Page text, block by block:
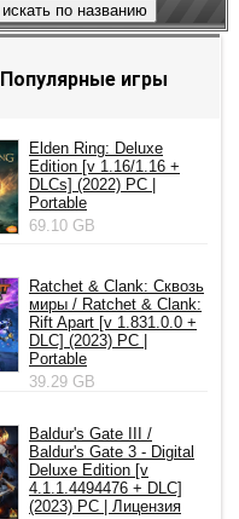
искать по названию
Популярные игры
Elden Ring: Deluxe
Edition [v 1.16/1.16 +
DLCs] (2022) PC |
Portable
69.10 GB
Ratchet & Clank: Сквозь
миры / Ratchet & Clank:
Rift Apart [v 1.831.0.0 +
DLC] (2023) PC |
Portable
39.29 GB
Baldur's Gate III /
Baldur's Gate 3 - Digital
Deluxe Edition [v
4.1.1.4494476 + DLC]
(2023) PC | Лицензия